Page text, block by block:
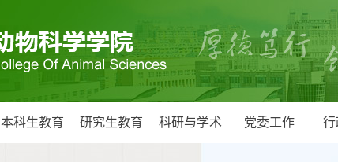
本科生教育 研究生教育 科研与学术 党委工作 行